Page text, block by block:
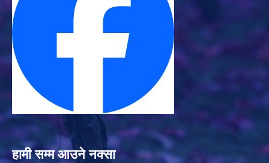
हामी सम्म आउने नक्सा